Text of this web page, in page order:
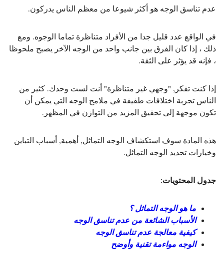
عدم تناسق الوجه هو أكثر شيوعا من معظم الناس يدركون.
في الواقع عدد قليل جدا من الأفراد متناظرة تماما الوجوه. ومع
ذلك ، إذا كان الفرق بين جانب واحد من الوجه الآخر يصبح ملحوظا
، فإنه قد يؤثر على الثقة.
إذا كنت تفكر, "وجهي غير متناظرة" أنت لست وحدك. كثير من
الناس تجربة اختلافات طفيفة في ملامح الوجه التي يمكن أن
تكون موجهة إلى تحقيق المزيد من التوازن في المظهر.
هذه المادة سوف استكشاف الوجه التماثل, أهمية, أسباب التباين
وخيارات تحديد الوجه التماثل.
جدول المحتويات:
ما هو الوجه التماثل ؟
الأسباب الشائعة من عدم تناسق الوجه
كيفية معالجة عدم تناسق الوجه
الوجه مواءمة تقنية وأوضح